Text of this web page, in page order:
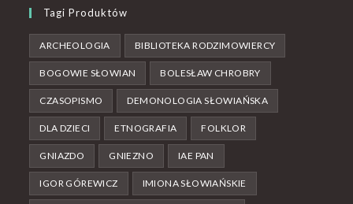
Tagi Produktów
ARCHEOLOGIA BIBLIOTEKA RODZIMOWIERCY
BOGOWIE SŁOWIAN BOLESŁAW CHROBRY
CZASOPISMO DEMONOLOGIA SŁOWIAŃSKA
DLA DZIECI ETNOGRAFIA FOLKLOR
GNIAZDO GNIEZNO IAE PAN
IGOR GÓREWICZ IMIONA SŁOWIAŃSKIE